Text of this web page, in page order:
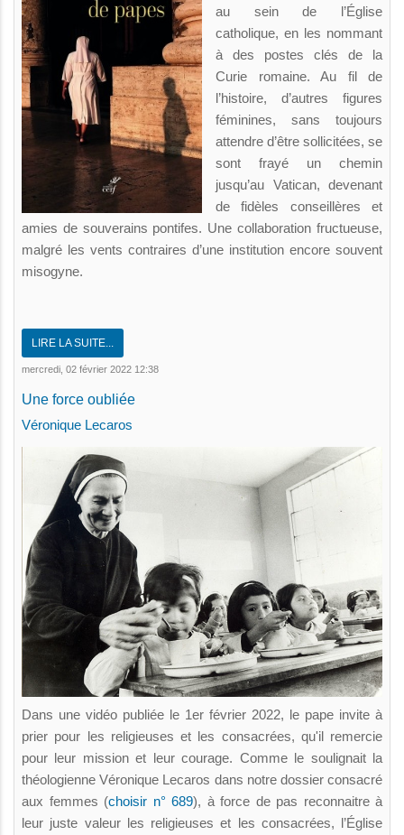
au sein de l’Église
catholique, en les nommant
à des postes clés de la
Curie romaine. Au fil de
l’histoire, d’autres figures
féminines, sans toujours
attendre d’être sollicitées, se
sont frayé un chemin
jusqu’au Vatican, devenant
de fidèles conseillères et
amies de souverains pontifes. Une collaboration fructueuse,
malgré les vents contraires d’une institution encore souvent
misogyne.
LIRE LA SUITE...
mercredi, 02 février 2022 12:38
Une force oubliée
Véronique Lecaros
Dans une vidéo publiée le 1er février 2022, le pape invite à
prier pour les religieuses et les consacrées, qu'il remercie
pour leur mission et leur courage. Comme le soulignait la
théologienne Véronique Lecaros dans notre dossier consacré
aux femmes (choisir n° 689), à force de pas reconnaitre à
leur juste valeur les religieuses et les consacrées, l’Église